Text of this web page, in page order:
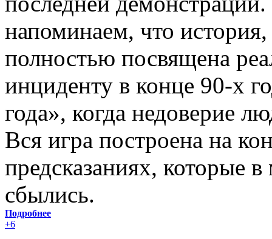
напоминаем, что
полностью посвящена
инциденту в конце 90-х
года», когда недоверие
Вся игра построена на
предсказаниях, которые
сбылись.
Подробнее
+6